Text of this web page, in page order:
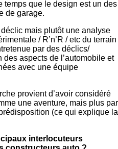
temps que le design est un des
de garage.
déclic mais plutôt une analyse
/ R’n’R / etc du terrain
par des déclics/
aspects de l’automobile et
avec une équipe
provient d’avoir considéré
une aventure, mais plus par
(ce qui explique la
interlocuteurs